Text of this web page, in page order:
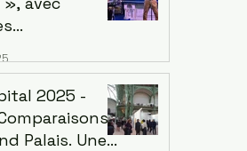
2025, à 19h
: Georges
musicaux
2025 -
Palais. Une